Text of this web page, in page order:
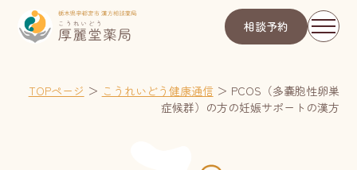
相談予約
TOPページ ＞ こうれいどう健康通信 ＞ PCOS（多嚢胞性卵巣
症候群）の方の妊娠サポートの漢方